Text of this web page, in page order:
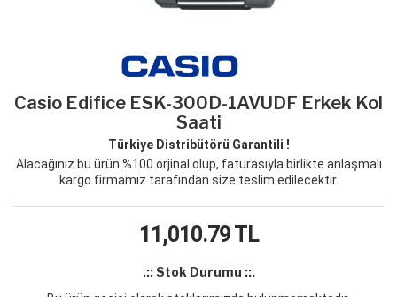
Casio Edifice ESK-300D-1AVUDF Erkek Kol
Saati
Türkiye Distribütörü Garantili !
Alacağınız bu ürün %100 orjinal olup, faturasıyla birlikte anlaşmalı
kargo firmamız tarafından size teslim edilecektir.
11,010.79TL
.:: Stok Durumu ::.